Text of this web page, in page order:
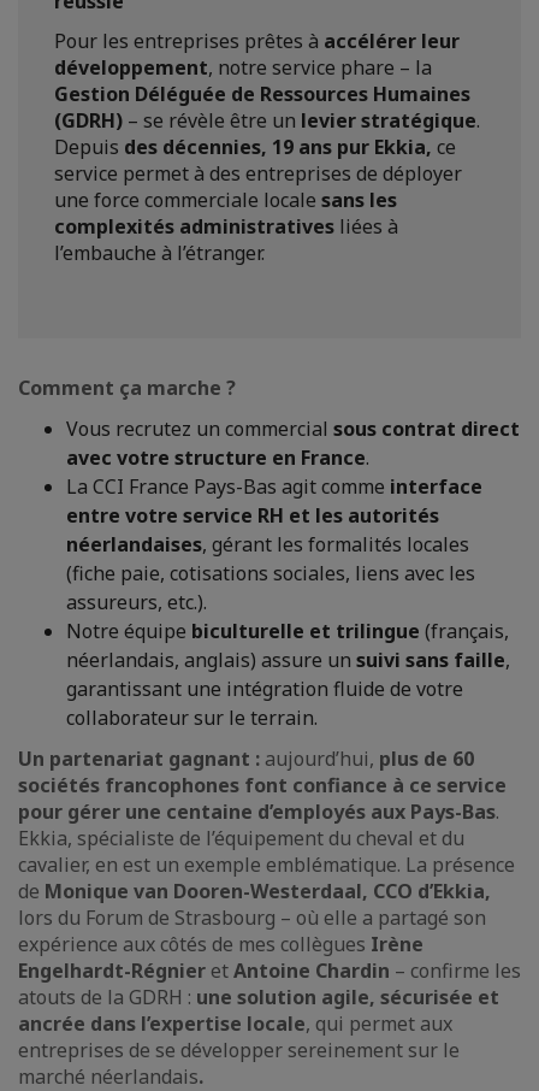
Pour les entreprises prêtes à accélérer leur
développement, notre service phare – la
Gestion Déléguée de Ressources Humaines
(GDRH) – se révèle être un levier stratégique.
Depuis des décennies, 19 ans pur Ekkia, ce
service permet à des entreprises de déployer
une force commerciale locale sans les
complexités administratives liées à
l’embauche à l’étranger.
Comment ça marche ?
Vous recrutez un commercial sous contrat direct
avec votre structure en France.
La CCI France Pays-Bas agit comme interface
entre votre service RH et les autorités
néerlandaises, gérant les formalités locales
(fiche paie, cotisations sociales, liens avec les
assureurs, etc.).
Notre équipe biculturelle et trilingue (français,
néerlandais, anglais) assure un suivi sans faille,
garantissant une intégration fluide de votre
collaborateur sur le terrain.
Un partenariat gagnant : aujourd’hui, plus de 60
sociétés francophones font confiance à ce service
pour gérer une centaine d’employés aux Pays-Bas.
Ekkia, spécialiste de l’équipement du cheval et du
cavalier, en est un exemple emblématique. La présence
de Monique van Dooren-Westerdaal, CCO d’Ekkia,
lors du Forum de Strasbourg – où elle a partagé son
expérience aux côtés de mes collègues Irène
Engelhardt-Régnier etAntoine Chardin – confirme les
atouts de la GDRH : une solution agile, sécurisée et
ancrée dans l’expertise locale, qui permet aux
entreprises de se développer sereinement sur le
marché néerlandais.